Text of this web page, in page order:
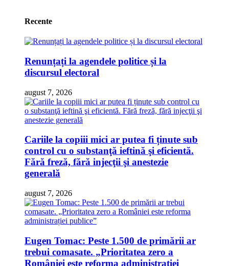
Recente
Renunțați la agendele politice și la
discursul electoral
august 7, 2026
Cariile la copiii mici ar putea fi ținute sub
control cu o substanţă ieftină şi eficientă.
Fără freză, fără injecţii şi anestezie
generală
august 7, 2026
Eugen Tomac: Peste 1.500 de primării ar
trebui comasate. „Prioritatea zero a
României este reforma administrației